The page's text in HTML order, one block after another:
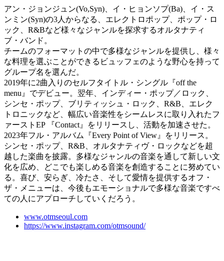
アン・ジョンジュン(Vo,Syn)、イ・ヒョンソプ(Ba)、イ・ス
ンミン(Syn)の3人からなる、エレクトロポップ、ポップ・ロ
ック、R&Bなど様々なジャンルを探求するオルタナティ
ブ・バンド。
チームのフォーマットの中で多様なジャンルを提供し、様々
な料理を選ぶことができるビュッフェのような野心を持って
グループ名を選んだ。
2019年に2曲入りのセルフタイトル・シングル『off the
menu』でデビュー。翌年、インディー・ポップ／ロック、
シンセ・ポップ、ブリティッシュ・ロック、R&B、エレク
トロニックなど、幅広い音楽性をシームレスに取り入れたフ
ァーストEP 『Contact』をリリースし、活動を加速させた。
2023年フル・アルバム『Every Point of View』をリリース。
シンセ・ポップ、R&B、オルタナティヴ・ロックなどを超
越した楽曲を披露。多様なジャンルの音楽を通して新しい文
化を広め、どこでも楽しめる音楽を創造することに努めてい
る。喜び、安らぎ、冷たさ、そして愛情を提供するオフ・
ザ・メニューは、今後もエモーショナルで多様な音楽ですべ
ての人にアプローチしていくだろう。
www.otmseoul.com
https://www.instagram.com/otmsound/